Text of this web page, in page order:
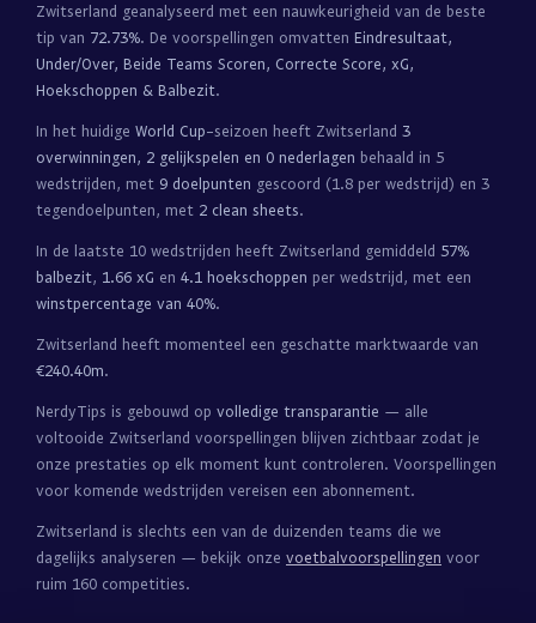
Zwitserland geanalyseerd met een nauwkeurigheid van de beste
tip van 72.73%. De voorspellingen omvatten Eindresultaat,
Under/Over, Beide Teams Scoren, Correcte Score, xG,
Hoekschoppen & Balbezit.
In het huidige World Cup-seizoen heeft Zwitserland 3
overwinningen, 2 gelijkspelen en 0 nederlagen behaald in 5
wedstrijden, met 9 doelpunten gescoord (1.8 per wedstrijd) en 3
tegendoelpunten, met 2 clean sheets.
In de laatste 10 wedstrijden heeft Zwitserland gemiddeld 57%
balbezit, 1.66 xG en 4.1 hoekschoppen per wedstrijd, met een
winstpercentage van 40%.
Zwitserland heeft momenteel een geschatte marktwaarde van
€240.40m.
NerdyTips is gebouwd op volledige transparantie — alle
voltooide Zwitserland voorspellingen blijven zichtbaar zodat je
onze prestaties op elk moment kunt controleren. Voorspellingen
voor komende wedstrijden vereisen een abonnement.
Zwitserland is slechts een van de duizenden teams die we
dagelijks analyseren — bekijk onze voetbalvoorspellingen voor
ruim 160 competities.